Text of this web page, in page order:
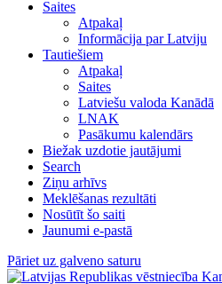
Saites
Atpakaļ
Informācija par Latviju
Tautiešiem
Atpakaļ
Saites
Latviešu valoda Kanādā
LNAK
Pasākumu kalendārs
Biežak uzdotie jautājumi
Search
Ziņu arhīvs
Meklēšanas rezultāti
Nosūtīt šo saiti
Jaunumi e-pastā
Pāriet uz galveno saturu